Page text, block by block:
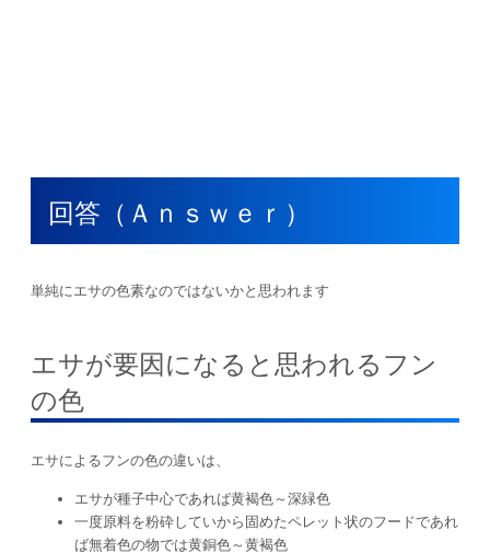
回答（Ａｎｓｗｅｒ）
単純にエサの色素なのではないかと思われます
エサが要因になると思われるフン
の色
エサによるフンの色の違いは、
エサが種子中心であれば黄褐色～深緑色
一度原料を粉砕していから固めたペレット状のフードであれ
ば無着色の物では黄銅色～黄褐色